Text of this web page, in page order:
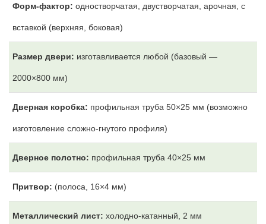
Форм-фактор: одностворчатая, двустворчатая, арочная, с
вставкой (верхняя, боковая)
Размер двери: изготавливается любой (базовый —
2000×800 мм)
Дверная коробка: профильная труба 50×25 мм (возможно
изготовление сложно-гнутого профиля)
Дверное полотно: профильная труба 40×25 мм
Притвор: (полоса, 16×4 мм)
Металлический лист: холодно-катанный, 2 мм